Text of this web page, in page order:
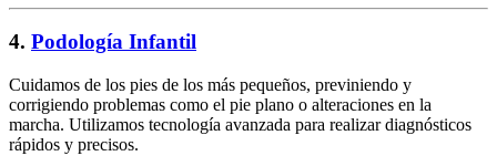
4. Podología Infantil
Cuidamos de los pies de los más pequeños, previniendo y
corrigiendo problemas como el pie plano o alteraciones en la
marcha. Utilizamos tecnología avanzada para realizar diagnósticos
rápidos y precisos.